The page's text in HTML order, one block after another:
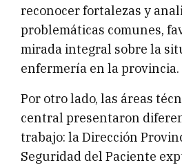
reconocer fortalezas y
problemáticas comunes,
mirada integral sobre la
enfermería en la provincia.
Por otro lado, las áreas
central presentaron
trabajo: la Dirección
Seguridad del Paciente